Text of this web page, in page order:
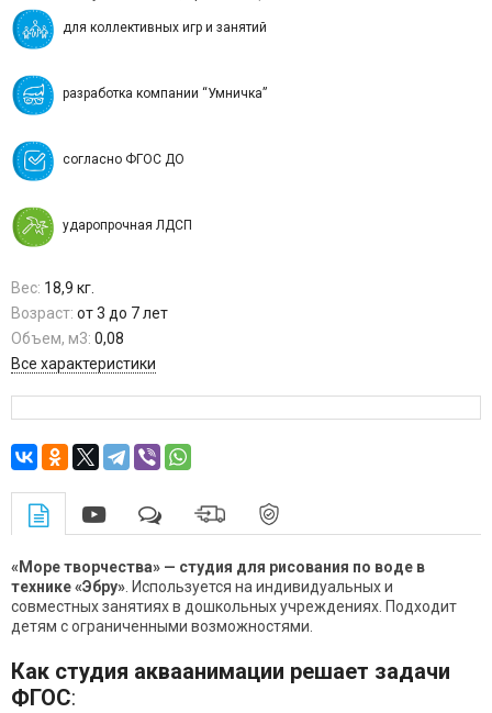
для коллективных игр и занятий
разработка компании “Умничка”
согласно ФГОС ДО
ударопрочная ЛДСП
Вес: 18,9 кг.
Возраст: от 3 до 7 лет
Объем, м3: 0,08
Все характеристики
«Море творчества» — студия для рисования по воде в
технике «Эбру» . Используется на индивидуальных и
совместных занятиях в дошкольных учреждениях. Подходит
детям с ограниченными возможностями.
Как студия акваанимации решает задачи
ФГОС: